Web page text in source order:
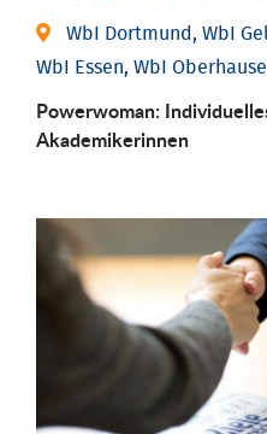
WbI Dortmund, WbI
WbI Essen, WbI
Powerwoman:
Aka­demiker­innen